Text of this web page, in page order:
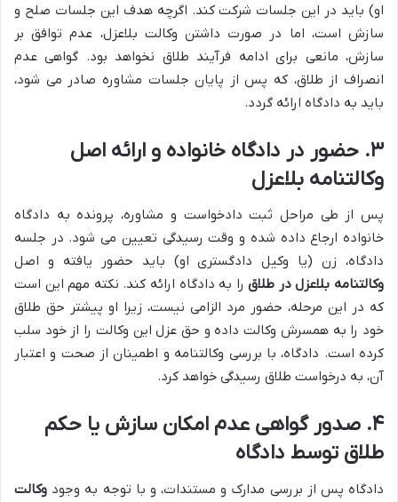
او) باید در این جلسات شرکت کند. اگرچه هدف این جلسات صلح و
سازش است، اما در صورت داشتن وکالت بلاعزل، عدم توافق بر
سازش، مانعی برای ادامه فرآیند طلاق نخواهد بود. گواهی عدم
انصراف از طلاق، که پس از پایان جلسات مشاوره صادر می شود،
باید به دادگاه ارائه گردد.
۳. حضور در دادگاه خانواده و ارائه اصل
وکالتنامه بلاعزل
پس از طی مراحل ثبت دادخواست و مشاوره، پرونده به دادگاه
خانواده ارجاع داده شده و وقت رسیدگی تعیین می شود. در جلسه
دادگاه، زن (یا وکیل دادگستری او) باید حضور یافته و اصل
وکالتنامه بلاعزل در طلاقرا به دادگاه ارائه کند. نکته مهم این است
که در این مرحله، حضور مرد الزامی نیست، زیرا او پیشتر حق طلاق
خود را به همسرش وکالت داده و حق عزل این وکالت را از خود سلب
کرده است. دادگاه، با بررسی وکالتنامه و اطمینان از صحت و اعتبار
آن، به درخواست طلاق رسیدگی خواهد کرد.
۴. صدور گواهی عدم امکان سازش یا حکم
طلاق توسط دادگاه
دادگاه پس از بررسی مدارک و مستندات، و با توجه به وجود وکالت